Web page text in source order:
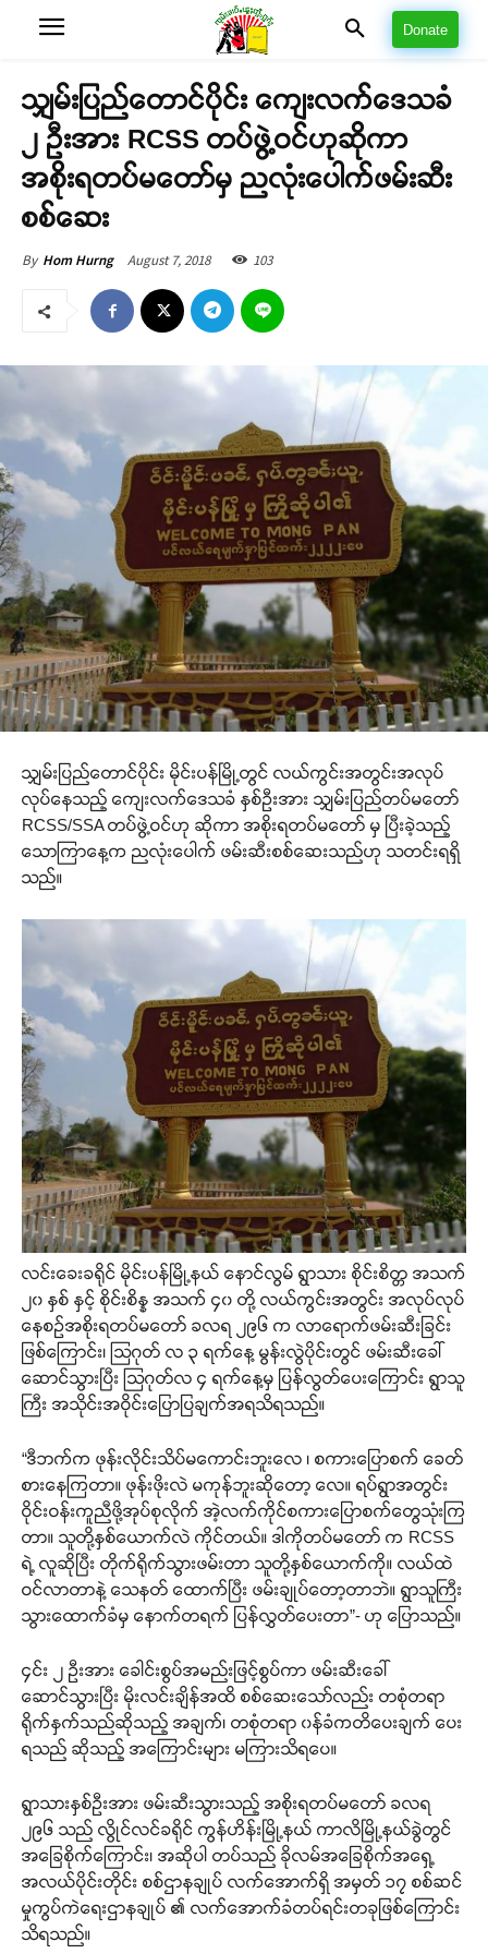
Donate
သျှမ်းပြည်တောင်ပိုင်း ကျေးလက်ဒေသခံ
၂ ဦးအား RCSS တပ်ဖွဲ့ဝင်ဟုဆိုကာ
အစိုးရတပ်မတော်မှ ညလုံးပေါက်ဖမ်းဆီး
စစ်ဆေး
By Hom Hurng August 7, 2018 103
သျှမ်းပြည်တောင်ပိုင်း မိုင်းပန်မြို့တွင် လယ်ကွင်းအတွင်းအလုပ်
လုပ်နေသည့် ကျေးလက်ဒေသခံ နှစ်ဦးအား သျှမ်းပြည်တပ်မတော်
RCSS/SSA တပ်ဖွဲ့ဝင်ဟု ဆိုကာ အစိုးရတပ်မတော် မှ ပြီးခဲ့သည့်
သောကြာနေ့က ညလုံးပေါက် ဖမ်းဆီးစစ်ဆေးသည်ဟု သတင်းရရှိ
သည်။
လင်းခေးခရိုင် မိုင်းပန်မြို့နယ် နောင်လွမ် ရွာသား စိုင်းစိတ္တ အသက်
၂၀ နှစ် နှင့် စိုင်းစိန္န အသက် ၄၀ တို့ လယ်ကွင်းအတွင်း အလုပ်လုပ်
နေစဉ်အစိုးရတပ်မတော် ခလရ ၂၉၆ က လာရောက်ဖမ်းဆီးခြင်း
ဖြစ်ကြောင်း၊ သြဂုတ် လ ၃ ရက်နေ့ မွန်းလွဲပိုင်းတွင် ဖမ်းဆီးခေါ်
ဆောင်သွားပြီး သြဂုတ်လ ၄ ရက်နေ့မှ ပြန်လွတ်ပေးကြောင်း ရွာသူ
ကြီး အသိုင်းအဝိုင်းပြောပြချက်အရသိရသည်။
“ဒီဘက်က ဖုန်းလိုင်းသိပ်မကောင်းဘူးလေ ၊ စကားပြောစက် ခေတ်
စားနေကြတာ။ ဖုန်းဖိုးလဲ မကုန်ဘူးဆိုတော့ လေ။ ရပ်ရွာအတွင်း
ဝိုင်းဝန်းကူညီဖို့အုပ်စုလိုက် အဲ့လက်ကိုင်စကားပြောစက်တွေသုံးကြ
တာ။ သူတို့နှစ်ယောက်လဲ ကိုင်တယ်။ ဒါကိုတပ်မတော် က RCSS
ရဲ့ လူဆိုပြီး တိုက်ရိုက်သွားဖမ်းတာ သူတို့နှစ်ယောက်ကို။ လယ်ထဲ
ဝင်လာတာနဲ့ သေနတ် ထောက်ပြီး ဖမ်းချုပ်တော့တာဘဲ။ ရွာသူကြီး
သွားထောက်ခံမှ နောက်တရက် ပြန်လွှတ်ပေးတာ”- ဟု ပြောသည်။
၄င်း ၂ ဦးအား ခေါင်းစွပ်အမည်းဖြင့်စွပ်ကာ ဖမ်းဆီးခေါ်
ဆောင်သွားပြီး မိုးလင်းချိန်အထိ စစ်ဆေးသော်လည်း တစုံတရာ
ရိုက်နှက်သည်ဆိုသည့် အချက်၊ တစုံတရာ ၀န်ခံကတိပေးချက် ပေး
ရသည် ဆိုသည့် အကြောင်းများ မကြားသိရပေ။
ရွာသားနှစ်ဦးအား ဖမ်းဆီးသွားသည့် အစိုးရတပ်မတော် ခလရ
၂၉၆ သည် လွိုင်လင်ခရိုင် ကွန်ဟိန်းမြို့နယ် ကာလိမြို့နယ်ခွဲတွင်
အခြေစိုက်ကြောင်း၊ အဆိုပါ တပ်သည် ခိုလမ်အခြေစိုက်အရှေ့
အလယ်ပိုင်းတိုင်း စစ်ဌာနချုပ် လက်အောက်ရှိ အမှတ် ၁၇ စစ်ဆင်
မှုကွပ်ကဲရေးဌာနချုပ် ၏ လက်အောက်ခံတပ်ရင်းတခုဖြစ်ကြောင်း
သိရသည်။